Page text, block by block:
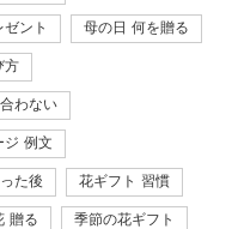
ント 母の日 何を贈る
方
わない
ジ 例文
た後 花ギフト 習慣
贈る 季節の花ギフト